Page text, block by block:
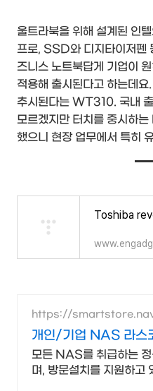
울트라북을 위해 설계된 인
프로, SSD와 디지타이저펜
즈니스 노트북답게 기업이
적용해 출시된다고 하는데
추시된다는 WT310. 국내
모르겠지만 터치를 중시하
했으니 현장 업무에서 특히
https://
개인/기업 NAS 라스
지와 나스 정품 판매처
모든 NAS를 취급하는 정
며, 방문설치를 지원하고